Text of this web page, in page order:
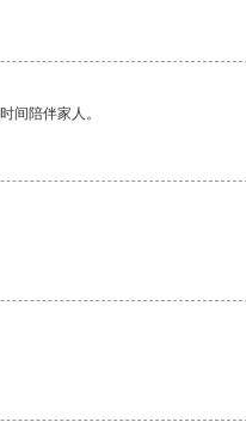
间陪伴家人。